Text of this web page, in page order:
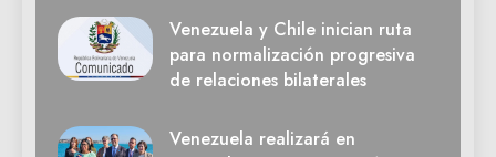
Venezuela y Chile inician ruta
para normalización progresiva
de relaciones bilaterales
Venezuela realizará en